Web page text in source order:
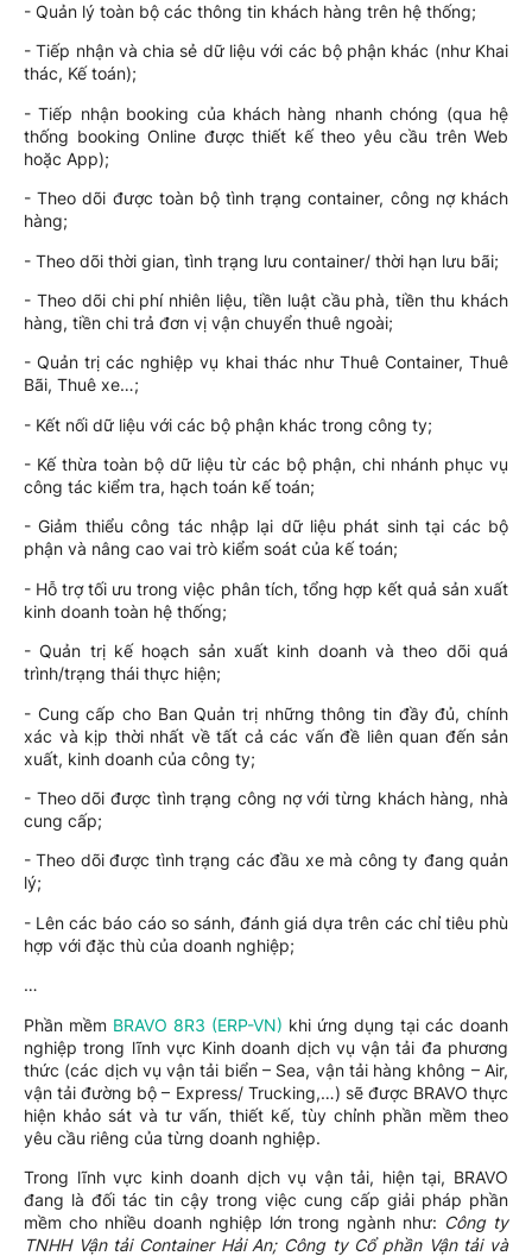
- Quản lý toàn bộ các thông tin khách hàng trên hệ thống;
- Tiếp nhận và chia sẻ dữ liệu với các bộ phận khác (như Khai
thác, Kế toán);
- Tiếp nhận booking của khách hàng nhanh chóng (qua hệ
thống booking Online được thiết kế theo yêu cầu trên Web
hoặc App);
- Theo dõi được toàn bộ tình trạng container, công nợ khách
hàng;
- Theo dõi thời gian, tình trạng lưu container/ thời hạn lưu bãi;
- Theo dõi chi phí nhiên liệu, tiền luật cầu phà, tiền thu khách
hàng, tiền chi trả đơn vị vận chuyển thuê ngoài;
- Quản trị các nghiệp vụ khai thác như Thuê Container, Thuê
Bãi, Thuê xe…;
- Kết nối dữ liệu với các bộ phận khác trong công ty;
- Kế thừa toàn bộ dữ liệu từ các bộ phận, chi nhánh phục vụ
công tác kiểm tra, hạch toán kế toán;
- Giảm thiểu công tác nhập lại dữ liệu phát sinh tại các bộ
phận và nâng cao vai trò kiểm soát của kế toán;
- Hỗ trợ tối ưu trong việc phân tích, tổng hợp kết quả sản xuất
kinh doanh toàn hệ thống;
- Quản trị kế hoạch sản xuất kinh doanh và theo dõi quá
trình/trạng thái thực hiện;
- Cung cấp cho Ban Quản trị những thông tin đầy đủ, chính
xác và kịp thời nhất về tất cả các vấn đề liên quan đến sản
xuất, kinh doanh của công ty;
- Theo dõi được tình trạng công nợ với từng khách hàng, nhà
cung cấp;
- Theo dõi được tình trạng các đầu xe mà công ty đang quản
lý;
- Lên các báo cáo so sánh, đánh giá dựa trên các chỉ tiêu phù
hợp với đặc thù của doanh nghiệp;
…
Phần mềm BRAVO 8R3 (ERP-VN) khi ứng dụng tại các doanh
nghiệp trong lĩnh vực Kinh doanh dịch vụ vận tải đa phương
thức (các dịch vụ vận tải biển – Sea, vận tải hàng không – Air,
vận tải đường bộ – Express/ Trucking,…) sẽ được BRAVO thực
hiện khảo sát và tư vấn, thiết kế, tùy chỉnh phần mềm theo
yêu cầu riêng của từng doanh nghiệp.
Trong lĩnh vực kinh doanh dịch vụ vận tải, hiện tại, BRAVO
đang là đối tác tin cậy trong việc cung cấp giải pháp phần
mềm cho nhiều doanh nghiệp lớn trong ngành như: Công ty
TNHH Vận tải Container Hải An; Công ty Cổ phần Vận tải và